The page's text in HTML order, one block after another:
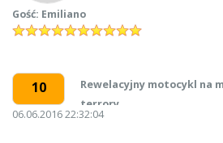
Gość: Emiliano
10
Rewelacyjny motocykl na
terrory
06.06.2016 22:32:04